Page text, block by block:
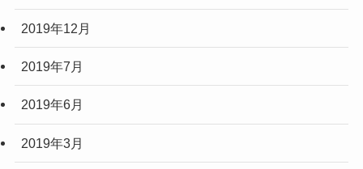
2019年12月
2019年7月
2019年6月
2019年3月